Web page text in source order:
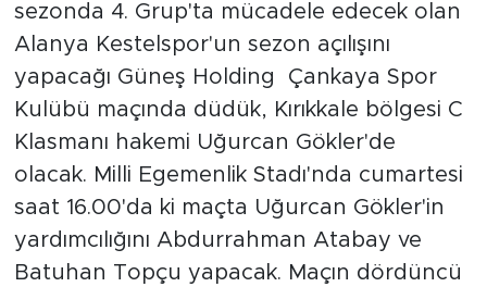
sezonda 4. Grup'ta mücadele edecek olan
Alanya Kestelspor'un sezon açılışını
yapacağı Güneş Holding Çankaya Spor
Kulübü maçında düdük, Kırıkkale bölgesi C
Klasmanı hakemi Uğurcan Gökler'de
olacak. Milli Egemenlik Stadı'nda cumartesi
saat 16.00'da ki maçta Uğurcan Gökler'in
yardımcılığını Abdurrahman Atabay ve
Batuhan Topçu yapacak. Maçın dördüncü
Turizm
Türkiye
Yaşam
Yerel